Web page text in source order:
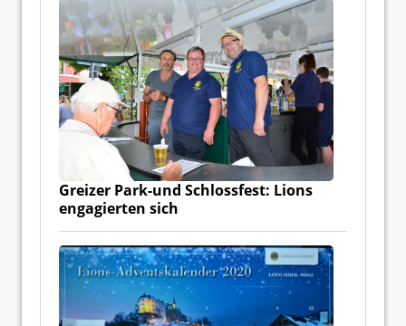
Greizer Park-und Schlossfest: Lions
engagierten sich